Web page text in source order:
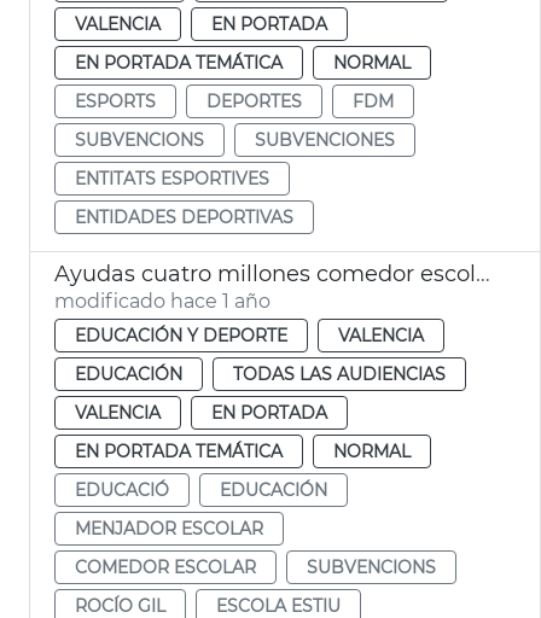
VALENCIA
EN PORTADA
EN PORTADA TEMÁTICA
NORMAL
ESPORTS
DEPORTES
FDM
SUBVENCIONS
SUBVENCIONES
ENTITATS ESPORTIVES
ENTIDADES DEPORTIVAS
Ayudas cuatro millones comedor escolar escuela verano València
modificado hace 1 año
EDUCACIÓN Y DEPORTE
VALENCIA
EDUCACIÓN
TODAS LAS AUDIENCIAS
VALENCIA
EN PORTADA
EN PORTADA TEMÁTICA
NORMAL
EDUCACIÓ
EDUCACIÓN
MENJADOR ESCOLAR
COMEDOR ESCOLAR
SUBVENCIONS
ROCÍO GIL
ESCOLA ESTIU